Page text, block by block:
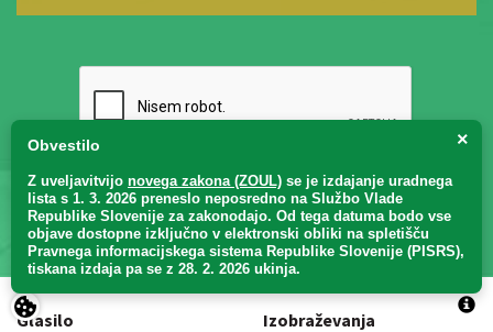
Seznanjen sem sSplošnimi pogojiin zIzjavo o varstvu osebnih
podatkov. *
×
Obvestilo
Z uveljavitvijo novega zakona (ZOUL) se je izdajanje uradnega
lista s 1. 3. 2026 preneslo neposredno na Službo Vlade
Republike Slovenije za zakonodajo. Od tega datuma bodo vse
objave dostopne izključno v elektronski obliki na spletišču
Pravnega informacijskega sistema Republike Slovenije (PISRS),
tiskana izdaja pa se z 28. 2. 2026 ukinja.
Glasilo
Izobraževanja